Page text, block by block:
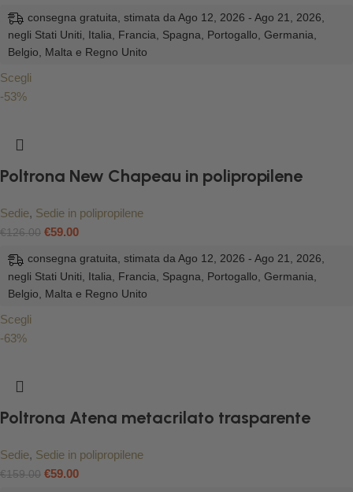
consegna gratuita, stimata da Ago 12, 2026 - Ago 21, 2026,
negli Stati Uniti, Italia, Francia, Spagna, Portogallo, Germania,
Belgio, Malta e Regno Unito
Scegli
-53%
Poltrona New Chapeau in polipropilene
Sedie, Sedie in polipropilene
€126.00 €59.00
consegna gratuita, stimata da Ago 12, 2026 - Ago 21, 2026,
negli Stati Uniti, Italia, Francia, Spagna, Portogallo, Germania,
Belgio, Malta e Regno Unito
Scegli
-63%
Poltrona Atena metacrilato trasparente
Sedie, Sedie in polipropilene
€159.00 €59.00